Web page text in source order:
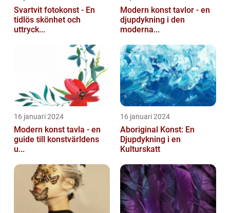
Svartvit fotokonst - En
tidlös skönhet och
uttryck...
Modern konst tavlor - en
djupdykning i den
moderna...
16 januari 2024
Modern konst tavla - en
guide till konstvärldens
u...
16 januari 2024
Aboriginal Konst: En
Djupdykning i en
Kulturskatt